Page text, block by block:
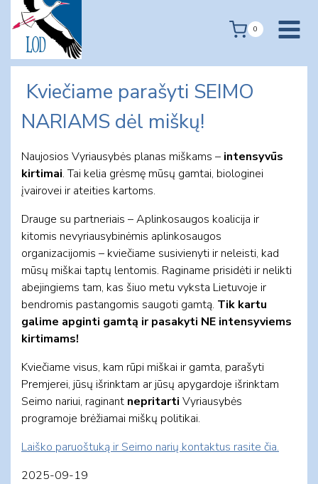
content
0
Kviečiame parašyti SEIMO
NARIAMS dėl miškų!
Naujosios Vyriausybės planas miškams – intensyvūs
kirtimai. Tai kelia grėsmę mūsų gamtai, biologinei
įvairovei ir ateities kartoms.
Drauge su partneriais – Aplinkosaugos koalicija ir
kitomis nevyriausybinėmis aplinkosaugos
organizacijomis – kviečiame susivienyti ir neleisti, kad
mūsų miškai taptų lentomis. Raginame prisidėti ir nelikti
abejingiems tam, kas šiuo metu vyksta Lietuvoje ir
bendromis pastangomis saugoti gamtą. Tik kartu
galime apginti gamtą ir pasakyti NE intensyviems
kirtimams!
Kviečiame visus, kam rūpi miškai ir gamta, parašyti
Premjerei, jūsų išrinktam ar jūsų apygardoje išrinktam
Seimo nariui, raginant nepritarti Vyriausybės
programoje brėžiamai miškų politikai.
Laiško paruoštuką ir Seimo narių kontaktus rasite čia.
2025-09-19